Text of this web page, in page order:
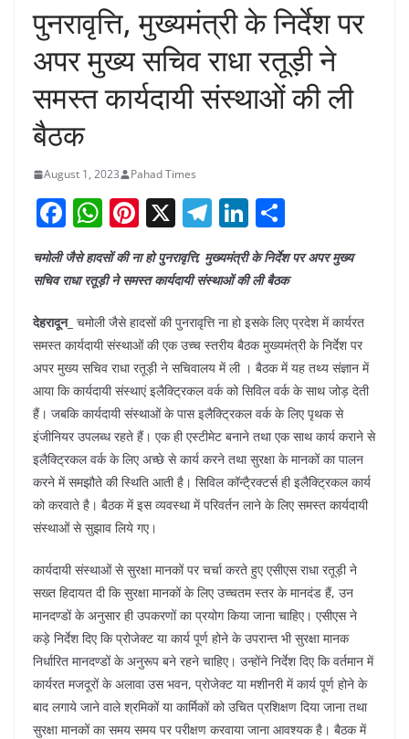
पुनरावृत्ति, मुख्यमंत्री के निर्देश पर
अपर मुख्य सचिव राधा रतूड़ी ने
समस्त कार्यदायी संस्थाओं की ली
बैठक
August 1, 2023 Pahad Times
F
a
c
b
o
o
k
W
h
at
A
p
p
Pi
nt
er
st
X T
el
e
a
m
Li
n
k
dI
n
ar
चमोली जैसे हादसों की ना हो पुनरावृत्ति, मुख्यमंत्री के निर्देश पर अपर मुख्य
सचिव राधा रतूड़ी ने समस्त कार्यदायी संस्थाओं की ली बैठक
देहरादून_ चमोली जैसे हादसों की पुनरावृत्ति ना हो इसके लिए प्रदेश में कार्यरत
समस्त कार्यदायी संस्थाओं की एक उच्च स्तरीय बैठक मुख्यमंत्री के निर्देश पर
अपर मुख्य सचिव राधा रतूड़ी ने सचिवालय में ली । बैठक में यह तथ्य संज्ञान में
आया कि कार्यदायी संस्थाएं इलैक्ट्रिकल वर्क को सिविल वर्क के साथ जोड़ देती
हैं। जबकि कार्यदायी संस्थाओं के पास इलैक्ट्रिकल वर्क के लिए पृथक से
इंजीनियर उपलब्ध रहते हैं। एक ही एस्टीमेट बनाने तथा एक साथ कार्य कराने से
इलैक्ट्रिकल वर्क के लिए अच्छे से कार्य करने तथा सुरक्षा के मानकों का पालन
करने में समझौते की स्थिति आती है। सिविल कॉन्टै्रक्टर्स ही इलैक्ट्रिकल कार्य
को करवाते है। बैठक में इस व्यवस्था में परिवर्तन लाने के लिए समस्त कार्यदायी
संस्थाओं से सुझाव लिये गए।
कार्यदायी संस्थाओं से सुरक्षा मानकों पर चर्चा करते हुए एसीएस राधा रतूड़ी ने
सख्त हिदायत दी कि सुरक्षा मानकों के लिए उच्चतम स्तर के मानदंड हैं, उन
मानदण्डों के अनुसार ही उपकरणों का प्रयोग किया जाना चाहिए। एसीएस ने
कड़े निर्देश दिए कि प्रोजेक्ट या कार्य पूर्ण होने के उपरान्त भी सुरक्षा मानक
निर्धारित मानदण्डों के अनुरूप बने रहने चाहिए। उन्होंने निर्देश दिए कि वर्तमान में
कार्यरत मजदूरों के अलावा उस भवन, प्रोजेक्ट या मशीनरी में कार्य पूर्ण होने के
बाद लगाये जाने वाले श्रमिकों या कार्मिकों को उचित प्रशिक्षण दिया जाना तथा
सुरक्षा मानकों का समय समय पर परीक्षण करवाया जाना आवश्यक है। बैठक में